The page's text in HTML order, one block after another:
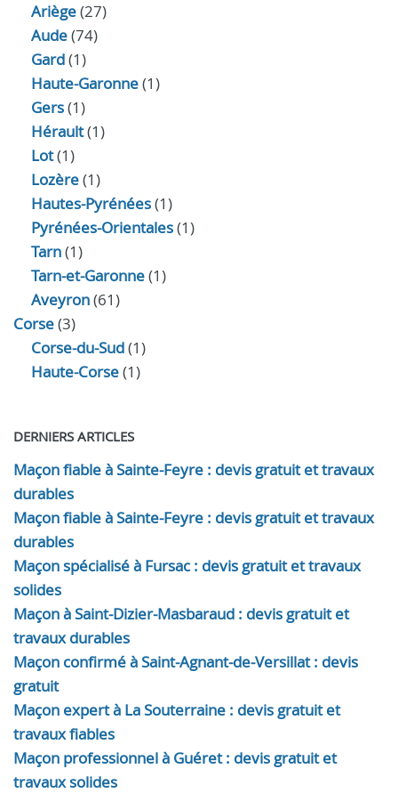
Ariège(27)
Aude(74)
Gard(1)
Haute-Garonne(1)
Gers(1)
Hérault(1)
Lot(1)
Lozère(1)
Hautes-Pyrénées(1)
Pyrénées-Orientales(1)
Tarn(1)
Tarn-et-Garonne(1)
Aveyron(61)
Corse(3)
Corse-du-Sud(1)
Haute-Corse(1)
DERNIERS ARTICLES
Maçon fiable à Sainte-Feyre : devis gratuit et travaux
durables
Maçon fiable à Sainte-Feyre : devis gratuit et travaux
durables
Maçon spécialisé à Fursac : devis gratuit et travaux
solides
Maçon à Saint-Dizier-Masbaraud : devis gratuit et
travaux durables
Maçon confirmé à Saint-Agnant-de-Versillat : devis
gratuit
Maçon expert à La Souterraine : devis gratuit et
travaux fiables
Maçon professionnel à Guéret : devis gratuit et
travaux solides